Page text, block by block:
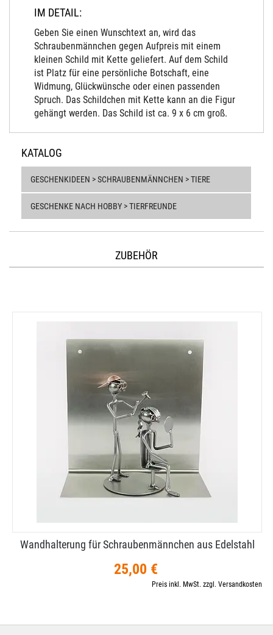
IM DETAIL:
Geben Sie einen Wunschtext an, wird das
Schraubenmännchen gegen Aufpreis mit einem
kleinen Schild mit Kette geliefert. Auf dem Schild
ist Platz für eine persönliche Botschaft, eine
Widmung, Glückwünsche oder einen passenden
Spruch. Das Schildchen mit Kette kann an die Figur
gehängt werden. Das Schild ist ca. 9 x 6 cm groß.
KATALOG
GESCHENKIDEEN > SCHRAUBENMÄNNCHEN > TIERE
GESCHENKE NACH HOBBY > TIERFREUNDE
ZUBEHÖR
Wandhalterung für Schraubenmännchen aus Edelstahl
25,00 €
Preis inkl. MwSt. zzgl. Versandkosten